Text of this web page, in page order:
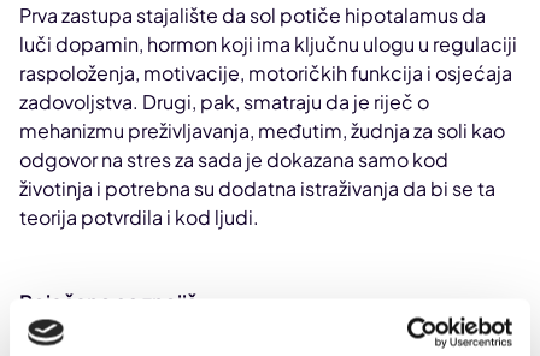
Prva zastupa stajalište da sol potiče hipotalamus da
luči dopamin, hormon koji ima ključnu ulogu u regulaciji
raspoloženja, motivacije, motoričkih funkcija i osjećaja
zadovoljstva. Drugi, pak, smatraju da je riječ o
mehanizmu preživljavanja, međutim, žudnja za soli kao
odgovor na stres za sada je dokazana samo kod
životinja i potrebna su dodatna istraživanja da bi se ta
teorija potvrdila i kod ljudi.
Pojačano se znojiš
Ljudi koji se puno znoje, bilo zbog vježbanja ili izlaganja